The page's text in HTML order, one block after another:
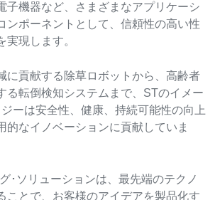
子機器など、さまざまなアプリケーシ
ンポーネントとして、信頼性の高い性
実現します。
に貢献する除草ロボットから、高齢者
る転倒検知システムまで、STのイメー
ーは安全性、健康、持続可能性の向上
的なイノベーションに貢献していま
･ソリューションは、最先端のテクノ
ことで、お客様のアイデアを製品化す